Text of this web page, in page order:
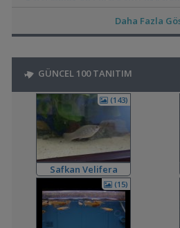
Karidesler Sobo Sf 550f Filtre
Bitkili Akvaryuma İlk Adım
Yeni Üye Forumu
15 Litre Akvaryumu Karides
ugurbaran
Akvaryum ve Tür Tavsiyesi
👋 Yeni Gelenler Buradan Merhaba
Yeni Üye Forumu
Büyükşehir Belediyesi
10:09
Bitkili Tankda Led Kullanımı
Işık CO2 ve Ekipmanlar
Daha Fazla
GÜNCEL 100 TANITIM
(143)
Safkan Velifera
(15)